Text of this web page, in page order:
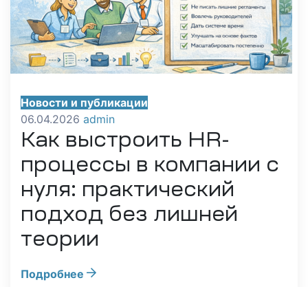
Новости и публикации
Как выстроить HR-
процессы в компании с
нуля: практический
подход без лишней
теории
06.04.2026 admin
Подробнее